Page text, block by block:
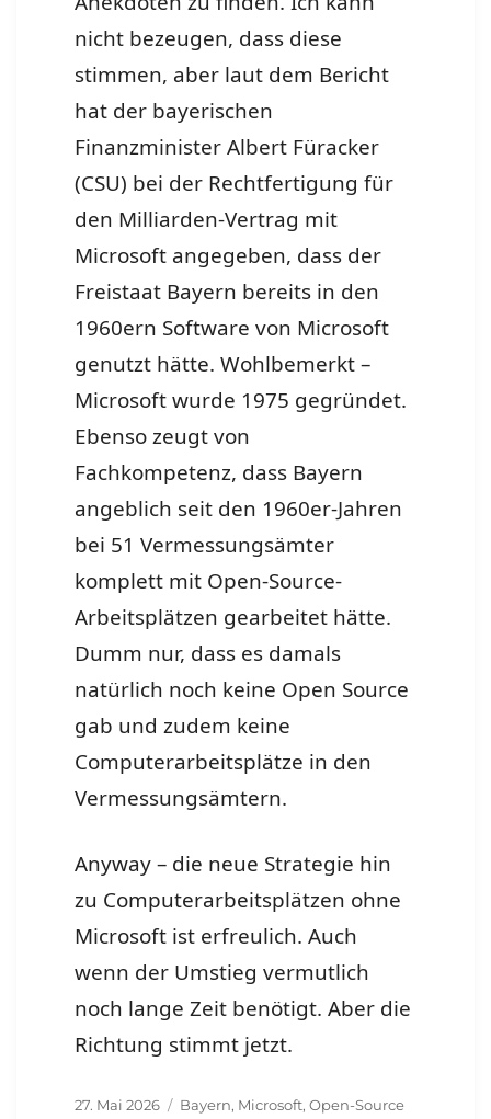
nicht bezeugen, dass diese
stimmen, aber laut dem Bericht
hat der bayerischen
Finanzminister Albert Füracker
(CSU) bei der Rechtfertigung für
den Milliarden-Vertrag mit
Microsoft angegeben, dass der
Freistaat Bayern bereits in den
1960ern Software von Microsoft
genutzt hätte. Wohlbemerkt –
Microsoft wurde 1975 gegründet.
Ebenso zeugt von
Fachkompetenz, dass Bayern
angeblich seit den 1960er-Jahren
bei 51 Vermessungsämter
komplett mit Open-Source-
Arbeitsplätzen gearbeitet hätte.
Dumm nur, dass es damals
natürlich noch keine Open Source
gab und zudem keine
Computerarbeitsplätze in den
Vermessungsämtern.
Anyway – die neue Strategie hin
zu Computerarbeitsplätzen ohne
Microsoft ist erfreulich. Auch
wenn der Umstieg vermutlich
noch lange Zeit benötigt. Aber die
Richtung stimmt jetzt.
Veröffentlicht
27. Mai 2026 Schlagwörter
Bayern, Microsoft,Open-Source